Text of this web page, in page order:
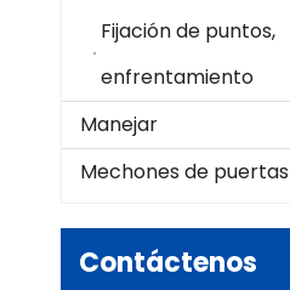
Fijación de puntos,
enfrentamiento
Manejar
Mechones de
Contáctenos